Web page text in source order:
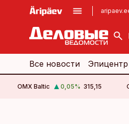
kinnisvarauudised.ee
logistikauudised.ee
Все новости Эпицентр
OMX Baltic 0,05% 315,15